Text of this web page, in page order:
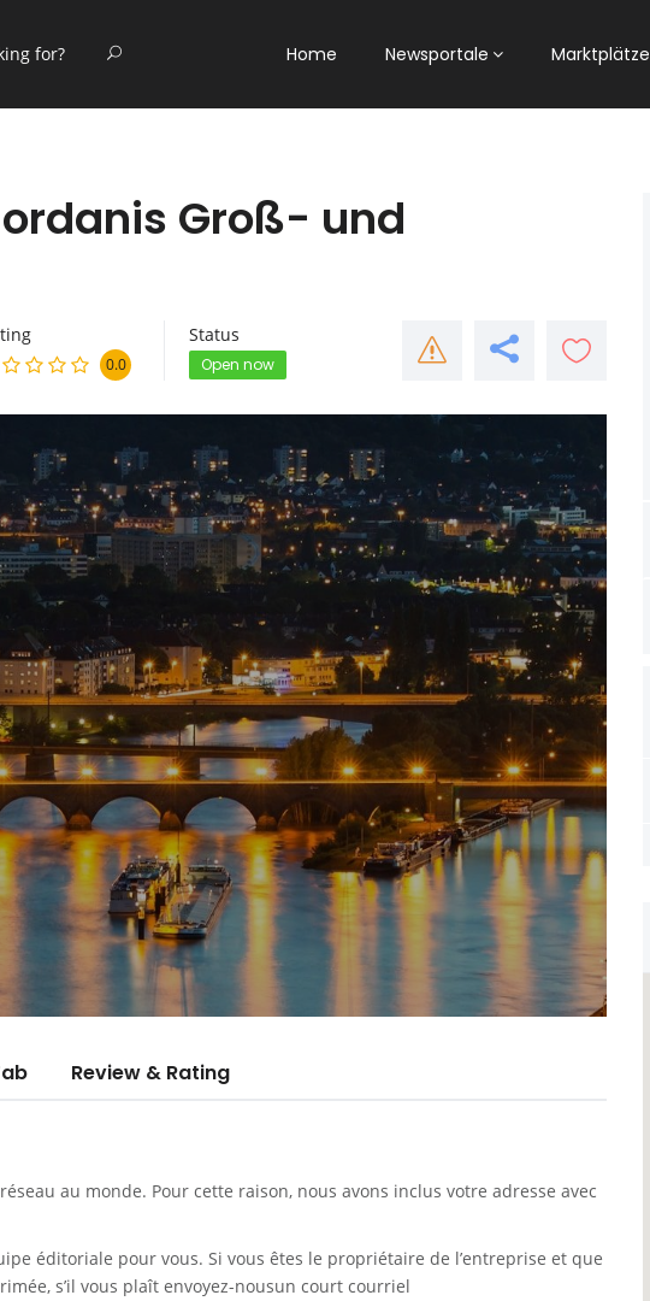
Home Newsportale Marktplätze
Groß- und
0.0
Status
Open now
Review & Rating
au monde. Pour cette raison, nous avons inclus votre adresse avec
éditoriale pour vous. Si vous êtes le propriétaire de l’entreprise et que
s’il vous plaît envoyez-nousun court courriel